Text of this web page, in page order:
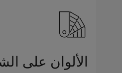
الألوان على